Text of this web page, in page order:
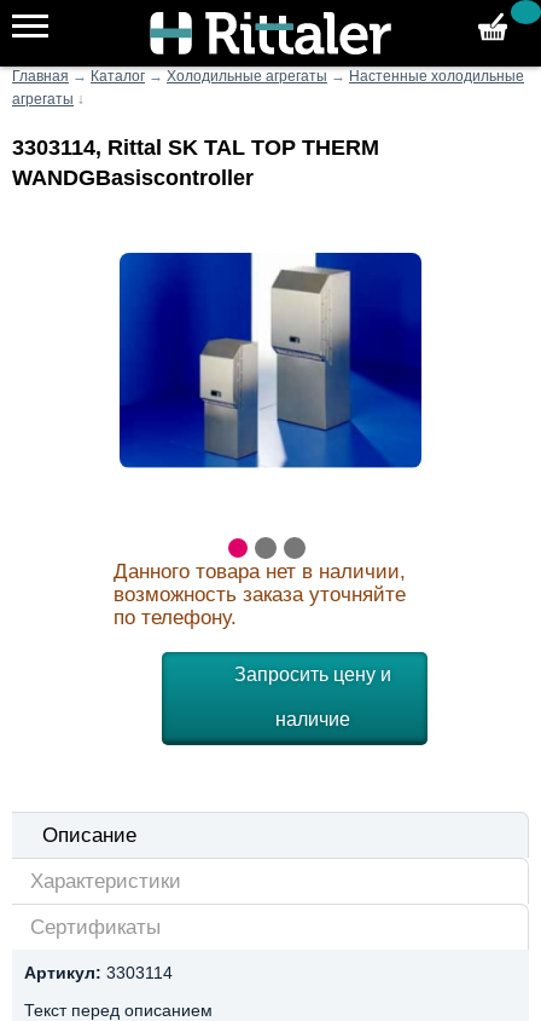
Главная → Каталог → Холодильные агрегаты → Настенные холодильные
агрегаты ↓
3303114, Rittal SK TAL TOP THERM
WANDGBasiscontroller
Данного товара нет в наличии,
возможность заказа уточняйте
по телефону.
Запросить цену и
наличие
Описание
Характеристики
Сертификаты
Артикул: 3303114
Текст перед описанием